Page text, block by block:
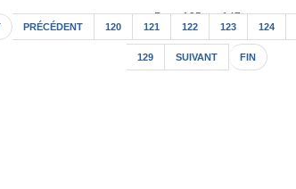
Page 125 sur 147
PRÉCÉDENT 120 121 122 123 124
129 SUIVANT FIN